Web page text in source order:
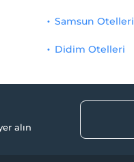
Samsun Otelleri
Didim Otelleri
alın